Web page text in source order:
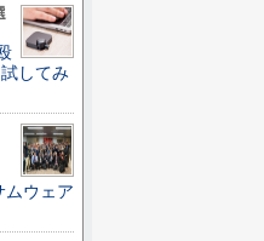
してみ
ウェア